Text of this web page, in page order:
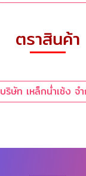
ตราสินค้า
บริษัท เหล็กน่ำเซ้ง จ